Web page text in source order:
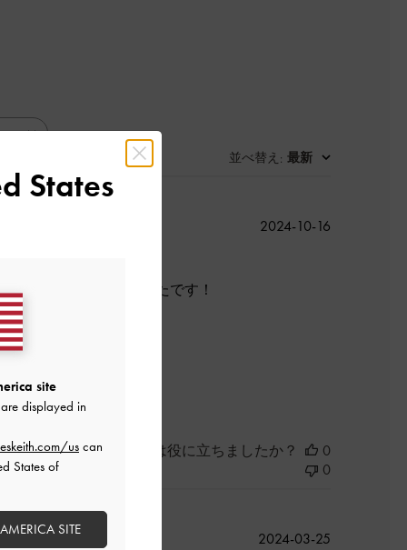
並べ替え : 最新
たがとっても可愛かったです！
かった
公
2024-10-16
このレビューは役に立ちましたか？
0
0
公
2024-03-25
States
site
displayed in
uscan
States of
SITE